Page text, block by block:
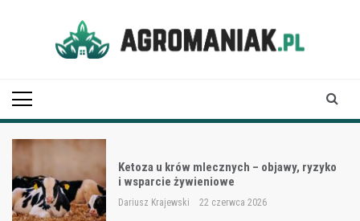
Ketoza u krów mlecznych – objawy, ryzyko
i wsparcie żywieniowe
Dariusz Krajewski 22 czerwca 2026